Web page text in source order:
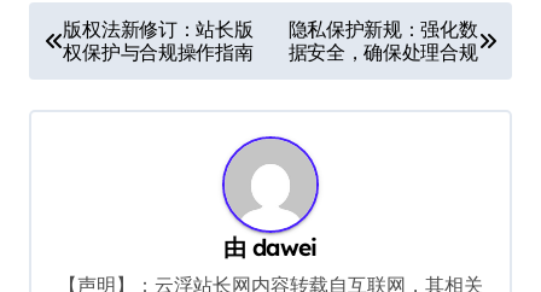
章
导
版权法新修订：站长版
权保护与合规操作指南
隐私保护新规：强化数
据安全，确保处理合规
由dawei
【声明】：云浮站长网内容转载自互联网，其相关